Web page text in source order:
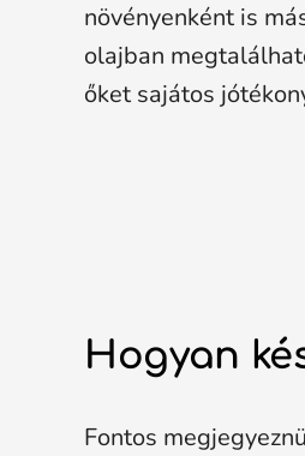
növényenként is
olajban
őket sajátos
Hogyan
Fontos